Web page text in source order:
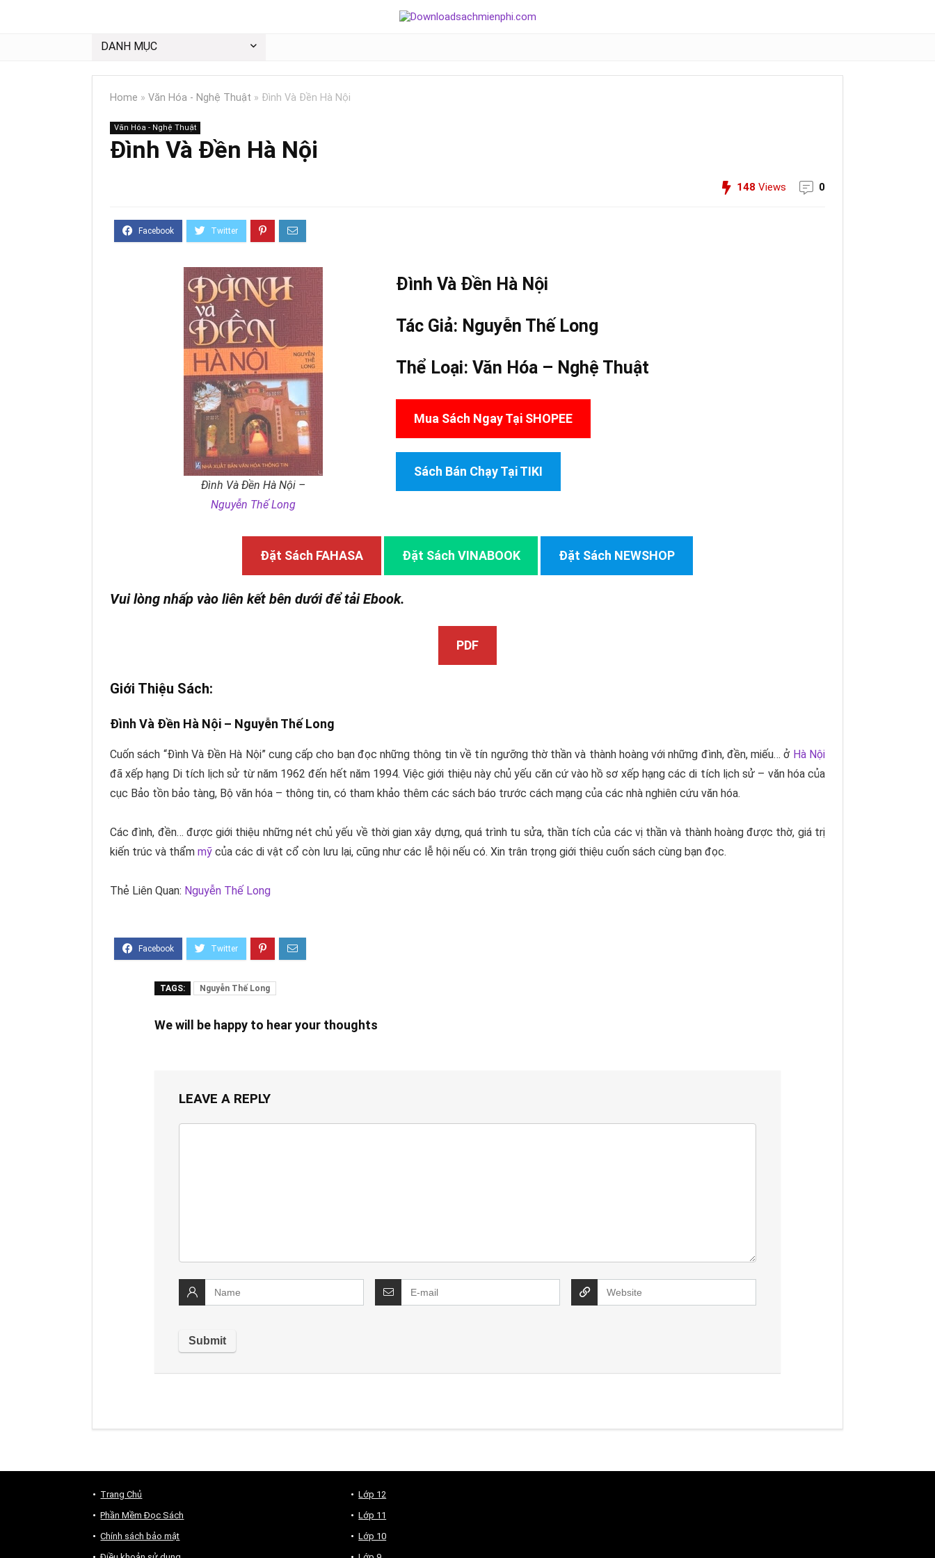
DANH MỤC
Home » Văn Hóa - Nghệ Thuật » Đình Và Đền Hà Nội
Văn Hóa - Nghệ Thuật
Đình Và Đền Hà Nội
148 Views 0
Đình Và Đền Hà Nội –
Nguyễn Thế Long
Đình Và Đền Hà Nội
Tác Giả: Nguyễn Thế Long
Thể Loại:Văn Hóa – Nghệ Thuật
Mua Sách Ngay Tại SHOPEE
Sách Bán Chạy Tại TIKI
Đặt Sách FAHASA Đặt Sách VINABOOK Đặt Sách NEWSHOP
Vui lòng nhấp vào liên kết bên dưới để tải Ebook.
PDF
Giới Thiệu Sách:
Đình Và Đền Hà Nội – Nguyễn Thế Long
Cuốn sách “Đình Và Đền Hà Nội” cung cấp cho bạn đọc những thông tin về tín ngưỡng thờ thần và thành hoàng với những đình, đền, miếu… ở Hà Nội
đã xếp hạng Di tích lịch sử từ năm 1962 đến hết năm 1994. Việc giới thiệu này chủ yếu căn cứ vào hồ sơ xếp hạng các di tích lịch sử – văn hóa của
cục Bảo tồn bảo tàng, Bộ văn hóa – thông tin, có tham khảo thêm các sách báo trước cách mạng của các nhà nghiên cứu văn hóa.
Các đình, đền… được giới thiệu những nét chủ yếu về thời gian xây dựng, quá trình tu sửa, thần tích của các vị thần và thành hoàng được thờ, giá trị
kiến trúc và thẩm mỹ của các di vật cổ còn lưu lại, cũng như các lễ hội nếu có. Xin trân trọng giới thiệu cuốn sách cùng bạn đọc.
Thẻ Liên Quan: Nguyễn Thế Long
TAGS: Nguyễn Thế Long
We will be happy to hear your thoughts
LEAVE A REPLY
Trang Chủ
Phần Mềm Đọc Sách
Chính sách bảo mật
Lớp 12
Lớp 11
Lớp 10